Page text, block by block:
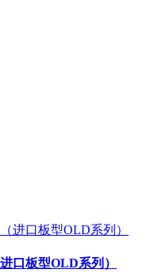
口板型OLD系列）